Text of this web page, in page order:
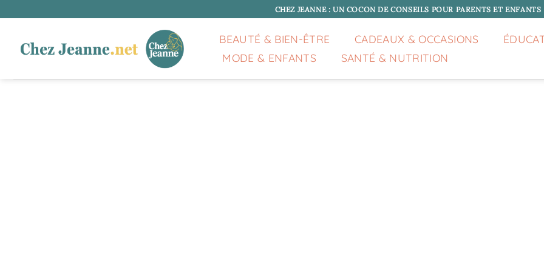
au
CHEZ JEANNE : UN COCON DE CONSEILS POUR PARENTS ET ENFANTS
BEAUTÉ & BIEN-ÊTRE CADEAUX & OCCASIONS
MODE & ENFANTS
SANTÉ & NUTRITION